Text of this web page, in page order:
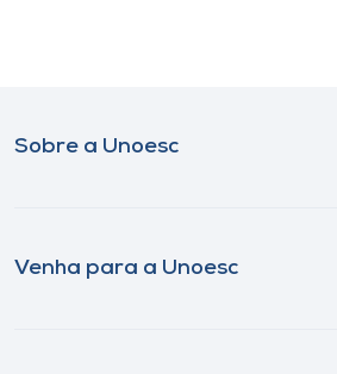
Sobre a Unoesc
Venha para a Unoesc